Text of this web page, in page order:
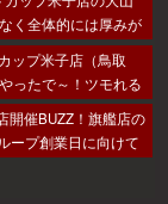
く全体的には厚みが
ップ米子店（鳥取
ったで～！ツモれる
いっす。
開催BUZZ！旗艦店の
ープ創業日に向けて